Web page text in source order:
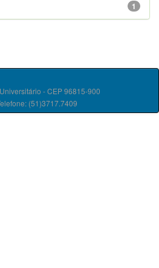
1
- CEP 96815-900
(51)3717.7409